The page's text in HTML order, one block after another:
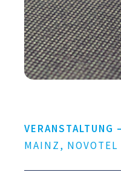
VERANSTALTUNG –
MAINZ, NOVOTEL